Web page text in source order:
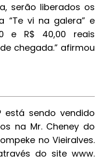
serão liberados os
“Te vi na galera” e
e R$ 40,00 reais
chegada.” afirmou
está sendo vendido
na Mr. Cheney do
no Vieiralves.
do site www.